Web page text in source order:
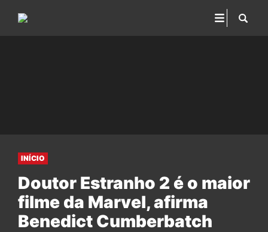
INÍCIO
Doutor Estranho 2 é o maior
filme da Marvel, afirma
Benedict Cumberbatch